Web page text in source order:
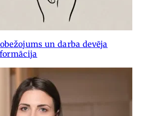
un darba devēja